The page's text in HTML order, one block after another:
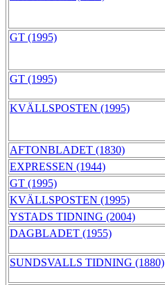
GT (1995)
GT (1995)
KVÄLLSPOSTEN (1995)
AFTONBLADET (1830)
EXPRESSEN (1944)
GT (1995)
KVÄLLSPOSTEN (1995)
YSTADS TIDNING (2004)
DAGBLADET (1955)
SUNDSVALLS TIDNING (1880)